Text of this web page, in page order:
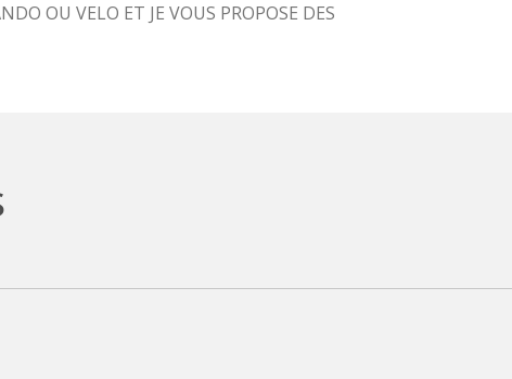
OU VELO ET JE VOUS PROPOSE DES